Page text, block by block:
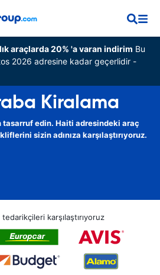
araçlarda 20% 'a varan indirim Bu
2026 adresine kadar geçerlidir -
Kiralama
tasarruf edin. Haiti adresindeki araç
sizin adınıza karşılaştırıyoruz.
tedarikçileri karşılaştırıyoruz